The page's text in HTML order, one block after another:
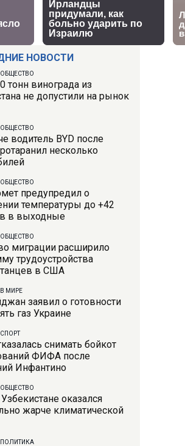
НОВОСТИ
ОБЩЕСТВО
тонн винограда из
не допустили на рынок
ОБЩЕСТВО
водитель BYD после
несколько
ОБЩЕСТВО
предупредил о
температуры до +42
в выходные
ОБЩЕСТВО
миграции расширило
трудоустройства
в США
В МИРЕ
заявил о готовности
газ Украине
СПОРТ
снимать бойкот
ФИФА после
Инфантино
ОБЩЕСТВО
оказался
жарче климатической
ПОЛИТИКА